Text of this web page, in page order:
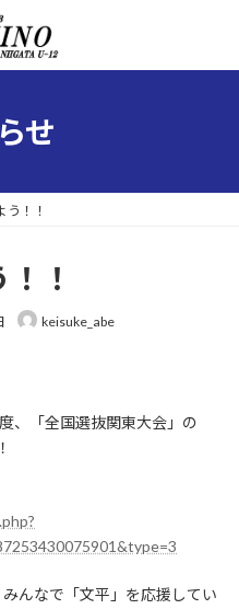
せ
う！！
！
keisuke_abe
、「全国選抜関東大会」の
んなで「文平」を応援してい